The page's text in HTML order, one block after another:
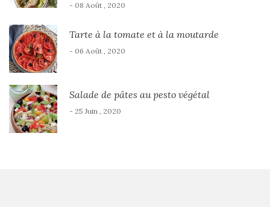
- 08 Août , 2020
Tarte à la tomate et à la moutarde
- 06 Août , 2020
Salade de pâtes au pesto végétal
- 25 Juin , 2020